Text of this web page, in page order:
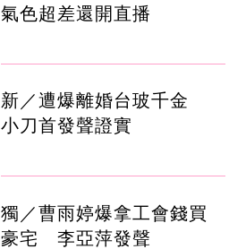
氣色超差還開直播
新／遭爆離婚台玻千金
小刀首發聲證實
獨／曹雨婷爆拿工會錢買
豪宅 李亞萍發聲